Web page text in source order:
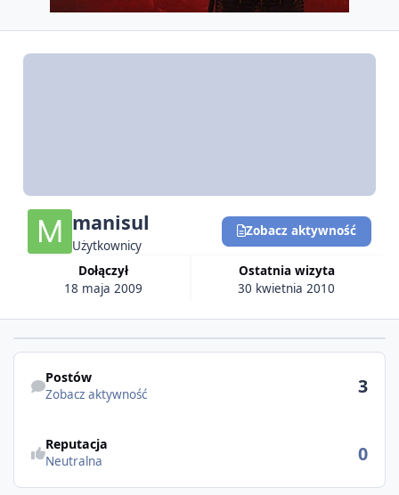
manisul
Użytkownicy
Dołączył
18 maja 2009
Ostatnia wizyta
30 kwietnia 2010
Zobacz aktywność
Postów
Zobacz aktywność 3
Reputacja
Neutralna 0